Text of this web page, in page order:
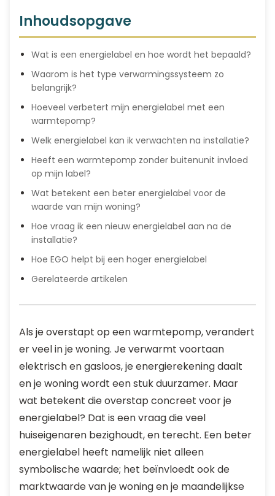
Inhoudsopgave
Wat is een energielabel en hoe wordt het bepaald?
Waarom is het type verwarmingssysteem zo
belangrijk?
Hoeveel verbetert mijn energielabel met een
warmtepomp?
Welk energielabel kan ik verwachten na installatie?
Heeft een warmtepomp zonder buitenunit invloed
op mijn label?
Wat betekent een beter energielabel voor de
waarde van mijn woning?
Hoe vraag ik een nieuw energielabel aan na de
installatie?
Hoe EGO helpt bij een hoger energielabel
Gerelateerde artikelen
Als je overstapt op een warmtepomp, verandert
er veel in je woning. Je verwarmt voortaan
elektrisch en gasloos, je energierekening daalt
en je woning wordt een stuk duurzamer. Maar
wat betekent die overstap concreet voor je
energielabel? Dat is een vraag die veel
huiseigenaren bezighoudt, en terecht. Een beter
energielabel heeft namelijk niet alleen
symbolische waarde; het beïnvloedt ook de
marktwaarde van je woning en je maandelijkse